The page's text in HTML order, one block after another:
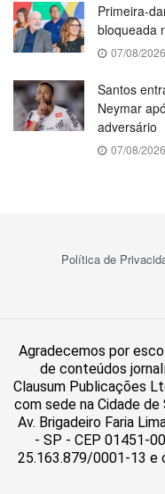
Primeira-
bloqueada
07/08/2026
Santos
Neymar
adversário
07/08/2026
Política de
Agradecemos por
de conteúdos
Clausum Publicações
com sede na Cidade de
Av. Brigadeiro Faria
- SP - CEP 01451-
25.163.879/0001-13 e